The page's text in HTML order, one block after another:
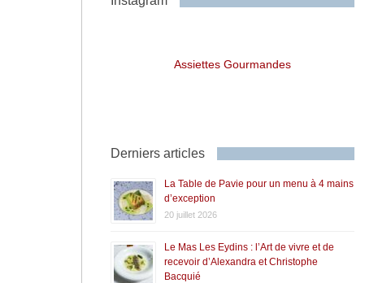
Assiettes Gourmandes
Derniers articles
La Table de Pavie pour un menu à 4 mains
d’exception
20 juillet 2026
Le Mas Les Eydins : l’Art de vivre et de
recevoir d’Alexandra et Christophe
Bacquié